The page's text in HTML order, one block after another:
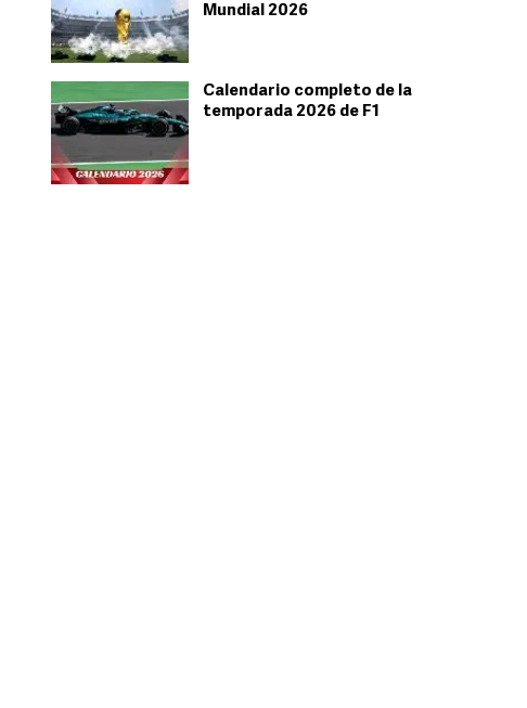
Mundial 2026
Calendario completo de la
temporada 2026 de F1